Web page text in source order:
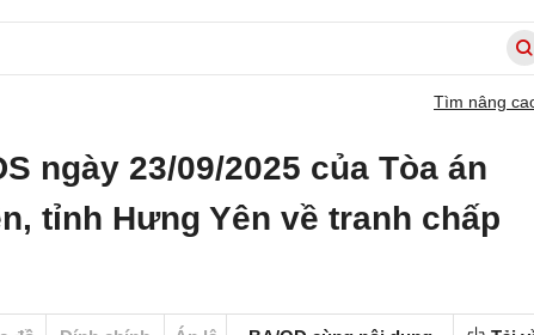
Tìm nâng
ngày 23/09/2025 của Tòa án
tỉnh Hưng Yên về tranh chấp